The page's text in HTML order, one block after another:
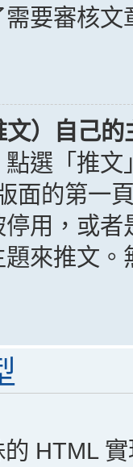
要審核
）自己的
選「推
面的第一
用，或
來推文
HTML